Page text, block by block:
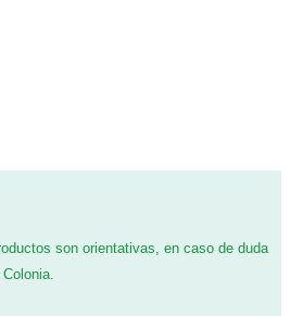
son orientativas, en caso de duda